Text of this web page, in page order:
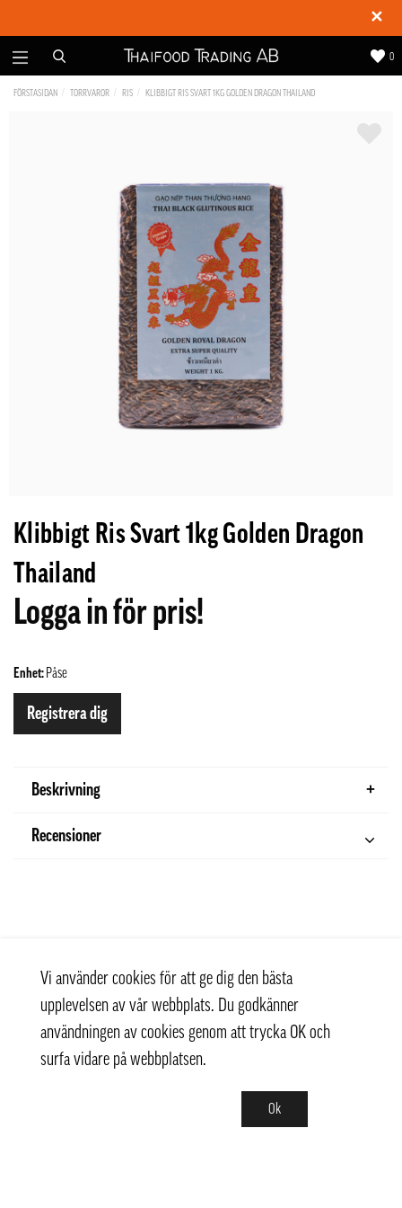
✕
0
FÖRSTASIDAN TORRVAROR RIS KLIBBIGT RIS SVART 1KG GOLDEN DRAGON THAILAND
Klibbigt Ris Svart 1kg Golden Dragon
Thailand
Logga in för pris!
Enhet: Påse
Registrera dig
Beskrivning
Recensioner
Vi använder cookies för att ge dig den bästa
upplevelsen av vår webbplats. Du godkänner
användningen av cookies genom att trycka OK och
surfa vidare på webbplatsen.
Ok